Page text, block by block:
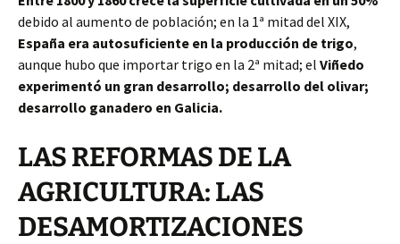
debido al aumento de población; en la 1ª mitad del XIX,
España era autosuficiente en la producción de trigo,
aunque hubo que importar trigo en la 2ª mitad; el Viñedo
experimentó un gran desarrollo; desarrollo del olivar;
desarrollo ganadero en Galicia.
LAS REFORMAS DE LA
AGRICULTURA: LAS
DESAMORTIZACIONES